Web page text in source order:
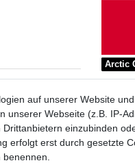
Arctic
auf unserer Website
unserer Webseite (z.B. IP-
einzubinden
erfolgt erst durch gesetzte